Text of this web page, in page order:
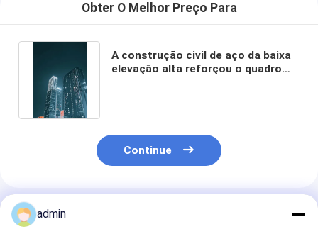
Obter O Melhor Preço Para
A construção civil de aço da baixa
elevação alta reforçou o quadro
Continue
Produtos Recomendados
admin